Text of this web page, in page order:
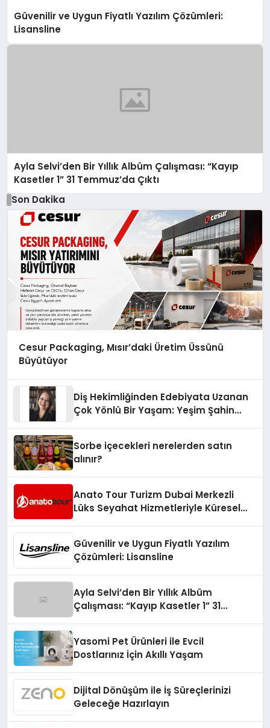
Güvenilir ve Uygun Fiyatlı Yazılım Çözümleri:
Lisansline
Ayla Selvi’den Bir Yıllık Albüm Çalışması: “Kayıp
Kasetler 1” 31 Temmuz’da Çıktı
Son Dakika
Cesur Packaging, Mısır’daki Üretim Üssünü
Büyütüyor
Diş Hekimliğinden Edebiyata Uzanan
Çok Yönlü Bir Yaşam: Yeşim Şahin
Sorbe içecekleri nerelerden satın
alınır?
Anato Tour Turizm Dubai Merkezli
Lüks Seyahat Hizmetleriyle Küresel
Güvenilir ve Uygun Fiyatlı Yazılım
Çözümleri: Lisansline
Ayla Selvi’den Bir Yıllık Albüm
Çalışması: “Kayıp Kasetler 1” 31
Yasomi Pet Ürünleri ile Evcil
Dostlarınız İçin Akıllı Yaşam
Dijital Dönüşüm ile İş Süreçlerinizi
Geleceğe Hazırlayın